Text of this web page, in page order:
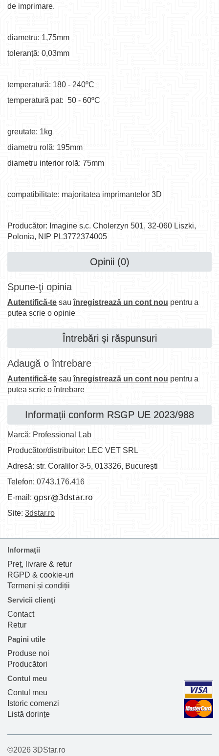
de imprimare.
diametru: 1,75mm
toleranță: 0,03mm
temperatură: 180 - 240ºC
temperatură pat: 50 - 60ºC
greutate: 1kg
diametru rolă: 195mm
diametru interior rolă: 75mm
compatibilitate: majoritatea imprimantelor 3D
Producător: Imagine s.c. Cholerzyn 501, 32-060 Liszki,
Polonia, NIP PL3772374005
Opinii (0)
Spune-ţi opinia
Autentifică-te sauînregistrează un cont nou pentru a
putea scrie o opinie
Întrebări și răspunsuri
Adaugă o întrebare
Autentifică-te sauînregistrează un cont nou pentru a
putea scrie o întrebare
Informații conform RSGP UE 2023/988
Marcă: Professional Lab
Producător/distribuitor: LEC VET SRL
Adresă: str. Coralilor 3-5, 013326, București
Telefon: 0743.176.416
E-mail:
Site: 3dstar.ro
Informaţii
Preț, livrare & retur
RGPD & cookie-uri
Termeni și condiții
Servicii clienţi
Contact
Retur
Pagini utile
Produse noi
Producători
Contul meu
Contul meu
Istoric comenzi
Listă dorințe
©2026 3DStar.ro